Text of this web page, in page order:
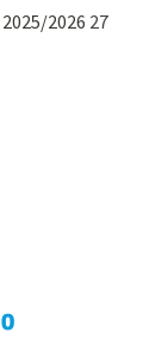
2026 27